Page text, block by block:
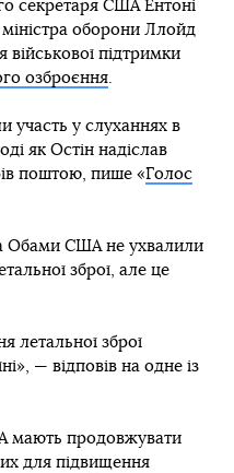
секретаря США Ентоні
оборони Ллойд
підтримки
озброєння.
участь у слуханнях в
як Остін надіслав
поштою, пише «Голос
Обами США не ухвалили
зброї, але це
летальної зброї
— відповів на одне із
мають продовжувати
для підвищення